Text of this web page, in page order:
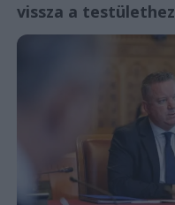
vissza a testülethez